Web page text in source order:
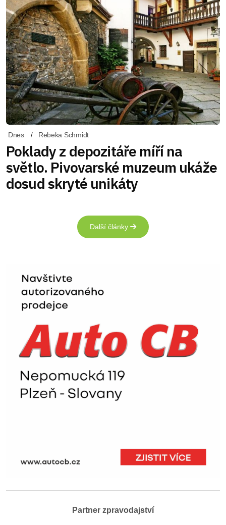
Dnes Rebeka Schmidt
Poklady z depozitáře míří na
světlo. Pivovarské muzeum ukáže
dosud skryté unikáty
Další články
Partner zpravodajství